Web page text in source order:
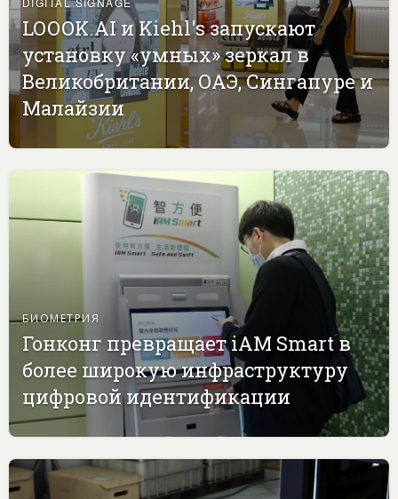
LOOOK.AI и Kiehl's запускают
установку «умных» зеркал в
Великобритании, ОАЭ, Сингапуре и
Малайзии
БИОМЕТРИЯ
Гонконг превращает iAM Smart в
более широкую инфраструктуру
цифровой идентификации